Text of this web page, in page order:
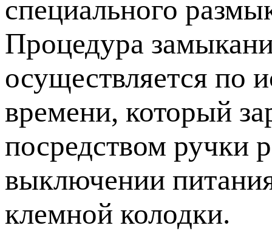
специального
Процедура
осуществляется по
времени, который
посредством ручки
выключении
клемной колодки.